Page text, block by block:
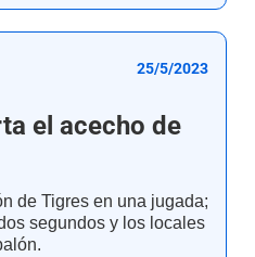
25/5/2023
el acecho de
de Tigres en una jugada;
segundos y los locales